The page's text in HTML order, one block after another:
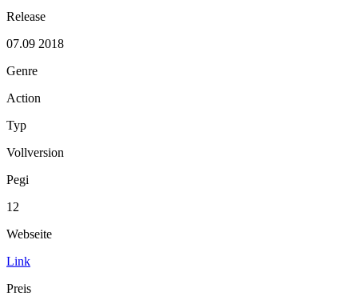
Release
07.09 2018
Genre
Action
Typ
Vollversion
Pegi
12
Webseite
Link
Preis